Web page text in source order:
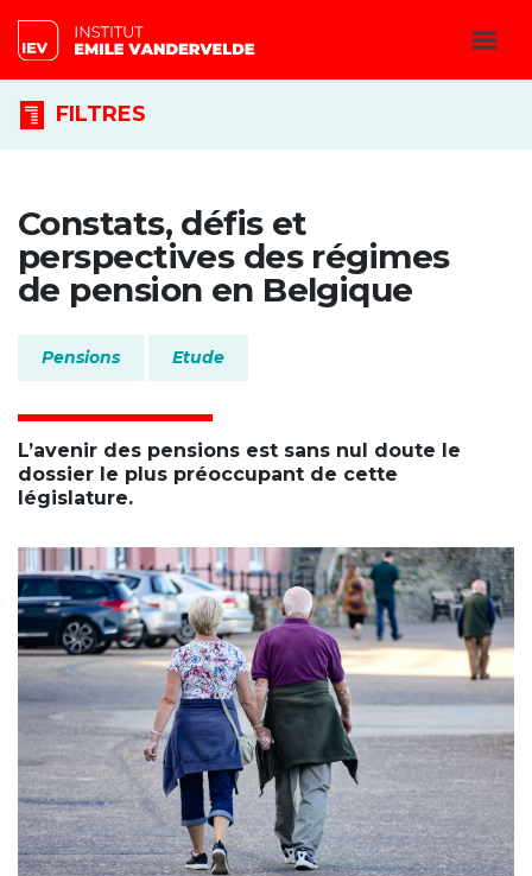
FILTRES
Constats, défis et
perspectives des régimes
de pension en Belgique
Pensions Etude
L’avenir des pensions est sans nul doute le
dossier le plus préoccupant de cette
législature.